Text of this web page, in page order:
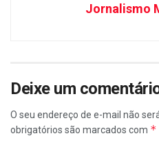
Jornalismo
Deixe um
O seu endereço de e-mail não
obrigatórios são marcados com *